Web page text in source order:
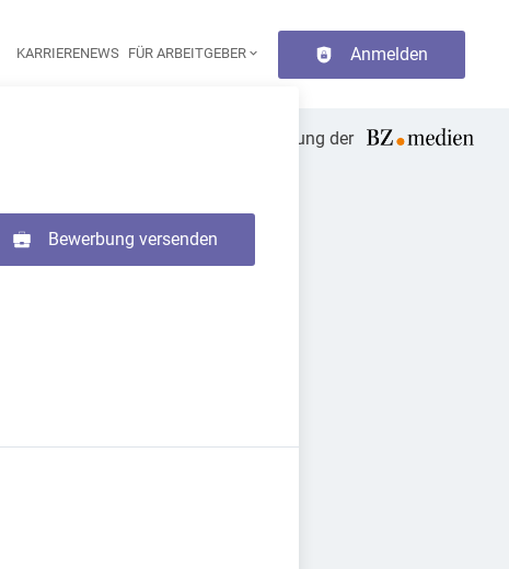
Haupt-Navigation
KARRIERENEWS FÜR ARBEITGEBER Anmelden
die Tageszeitung der
Bewerbung versenden